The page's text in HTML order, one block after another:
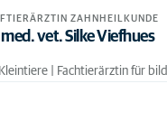
ZAHNHEILKUNDE
med. vet. Silke Viefhues
| Fachtierärztin für